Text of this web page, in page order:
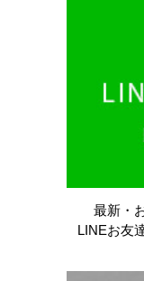
最新・
LINEお友